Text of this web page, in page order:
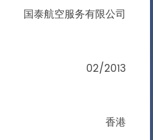
国泰航空服务有限公司
02/2013
香港